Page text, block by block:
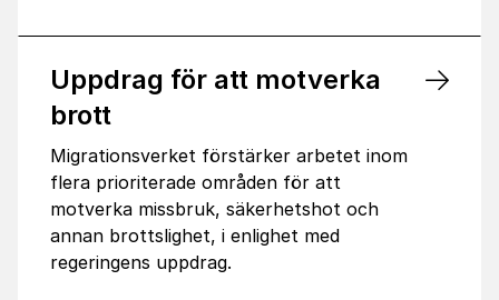
Uppdrag för att motverka
brott
Migrationsverket förstärker arbetet inom
flera prioriterade områden för att
motverka missbruk, säkerhetshot och
annan brottslighet, i enlighet med
regeringens uppdrag.